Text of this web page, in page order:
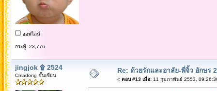
ออฟไลน์
กระทู้: 23,776
jingjok ۩ 2524
Cmadong ชั้นเซียน
Re: ด้วยรักและอาลัย-พี่จิ้ว อักษร
« ตอบ #13 เมื่อ:11 กุมภาพันธ์ 2553,